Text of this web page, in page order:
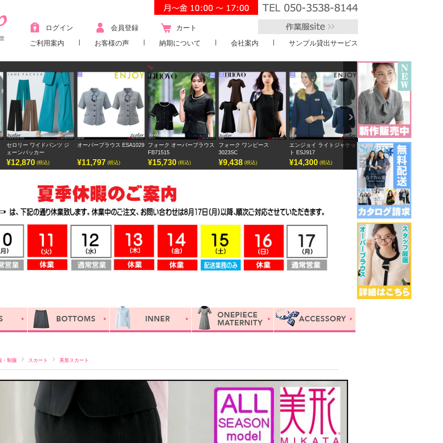
ログイン 会員登録
カート
ご利用案内
お客様の声 納期について 会社案内 サンプル貸出サービス
ドパンツ ジ
込)
オーバーブラウス ESA1029
¥11,797 (税込)
フォーク オーバーブラウス
¥15,730 (税込)
フォーク ワンピース
¥9,438 (税込)
エンジョイ ライトジャケッ
¥14,300 (税込)
ボンオフィス キュロット
¥9,295 (税込)
半袖オーバーブラウ
GOBL-2602
¥12,155
Next
・制服 スカート 美形スカート